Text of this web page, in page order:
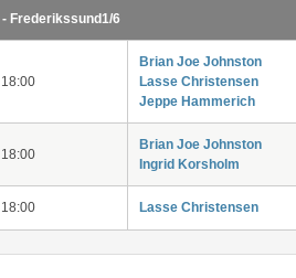
Frederikssund1/6
Brian Joe Johnston
Lasse Christensen
Jeppe Hammerich
Brian Joe Johnston
Ingrid Korsholm
Lasse Christensen